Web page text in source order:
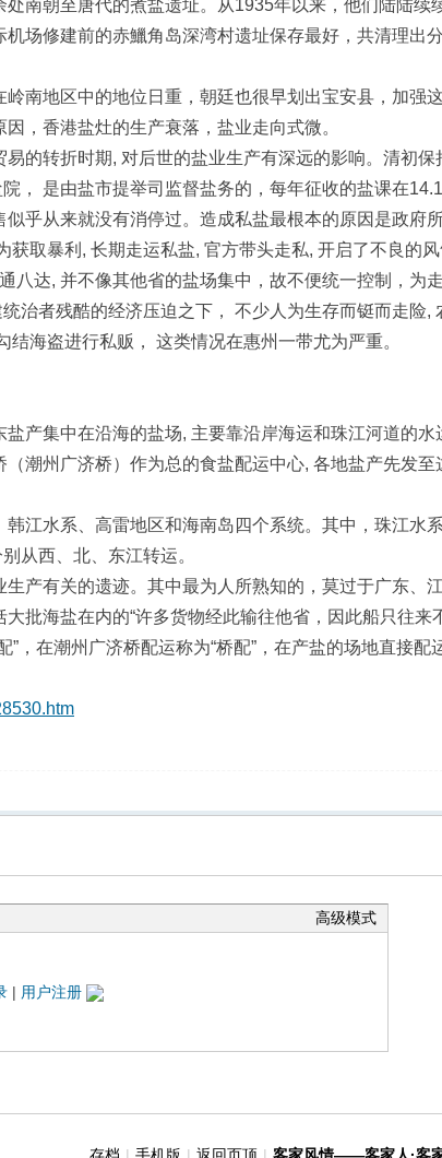
朝至唐代的煮盐遗址。从1935年以来，他们陆陆续
场修建前的赤鱲角岛深湾村遗址保存最好，共清理出
地区中的地位日重，朝廷也很早划出宝安县，加强
，香港盐灶的生产衰落，盐业走向式微。
转折时期, 对后世的盐业生产有深远的影响。清初保
， 是由盐市提举司监督盐务的，每年征收的盐课在14.1
从来就没有消停过。造成私盐最根本的原因是政府
取暴利, 长期走运私盐, 官方带头走私, 开启了不良的
达, 并不像其他省的盐场集中，故不便统一控制，为
治者残酷的经济压迫之下， 不少人为生存而铤而走险,
海盗进行私贩， 这类情况在惠州一带尤为严重。
集中在沿海的盐场, 主要靠沿岸海运和珠江河道的水
潮州广济桥）作为总的食盐配运中心, 各地盐产先发至
水系、高雷地区和海南岛四个系统。其中，珠江水
从西、北、东江转运。
有关的遗迹。其中最为人所熟知的，莫过于广东、
批海盐在内的“许多货物经此输往他省，因此船只往来
在潮州广济桥配运称为“桥配”，在产盐的场地直接配运
高级模式
| 用户注册